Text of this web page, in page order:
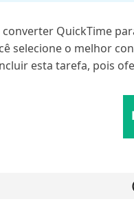
converter QuickTime
selecione o melhor
esta tarefa, pois